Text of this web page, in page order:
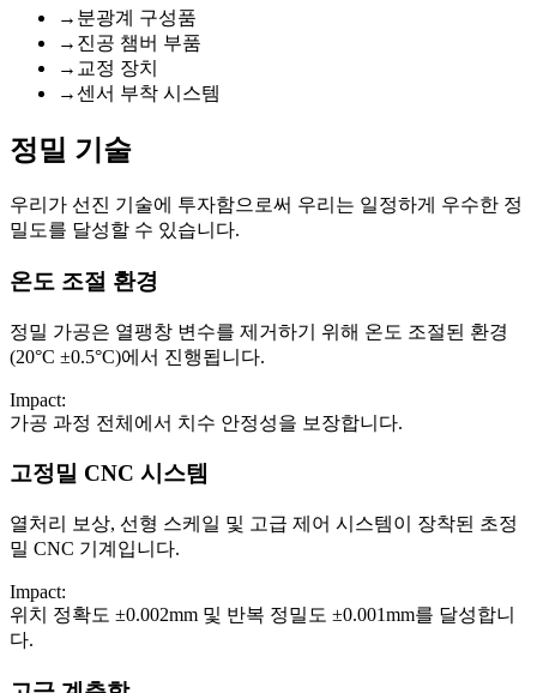
→ 분광계 구성품
→ 진공 챔버 부품
→ 교정 장치
→센서 부착 시스템
정밀 기술
우리가 선진 기술에 투자함으로써 우리는 일정하게 우수한 정
밀도를 달성할 수 있습니다.
온도 조절 환경
정밀 가공은 열팽창 변수를 제거하기 위해 온도 조절된 환경
(20°C ±0.5°C)에서 진행됩니다.
Impact:
가공 과정 전체에서 치수 안정성을 보장합니다.
고정밀 CNC 시스템
열처리 보상, 선형 스케일 및 고급 제어 시스템이 장착된 초정
밀 CNC 기계입니다.
Impact:
위치 정확도 ±0.002mm 및 반복 정밀도 ±0.001mm를 달성합니
다.